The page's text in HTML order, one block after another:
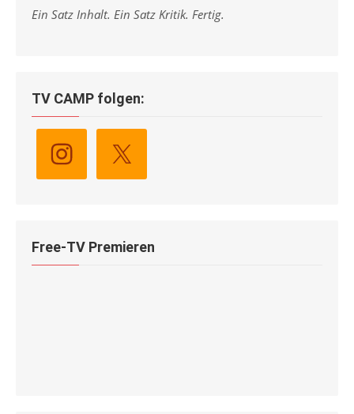
Ein Satz Inhalt. Ein Satz Kritik. Fertig.
TV CAMP folgen:
Free-TV Premieren